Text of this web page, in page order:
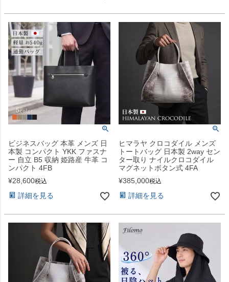
ビジネスバッグ 本革 メンズ 日
本製 コンパクト YKK ファスナ
ー 自立 B5 収納 姫路産 牛革 コ
ンパクト 4FB
¥28,600税込
詳細を見る
ヒマラヤ クロコダイル メンズ
トートバッグ 日本製 2way セン
ター取り ナイルクロコダイル
マグネットボタン式 4FA
¥385,000税込
詳細を見る